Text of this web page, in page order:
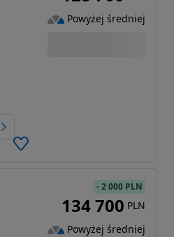
Powyżej średniej
-2 000 PLN
134 700 PLN
Powyżej średniej